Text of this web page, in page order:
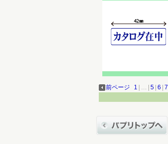
前ページ 1 … 5 6 7